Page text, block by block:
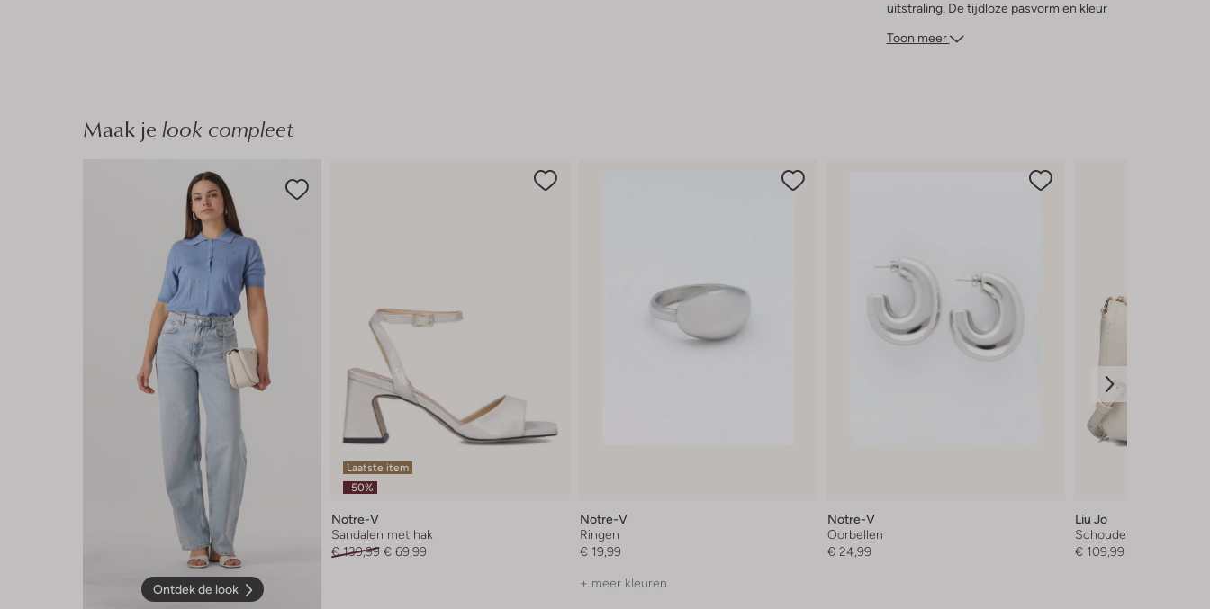
uitstraling. De tijdloze pasvorm en kleur
zowel sneakers als hakken. Voeg een
Toon meer
Maak je look compleet
Ontdek de look
Laatste item
-50%
Notre-V
Sandalen met hak
€ 139,99 € 69,99
Notre-V
Ringen
€ 19,99
+ meer kleuren
Notre-V
Oorbellen
€ 24,99
Liu Jo
Schoudertas
€ 109,99